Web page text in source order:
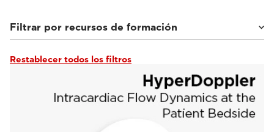
Filtrar por recursos de formación
Documentación clínica(19)
Tutoriales y bibliotecas en línea(1)
Hablan los expertos(1)
Restablecer todos los filtros